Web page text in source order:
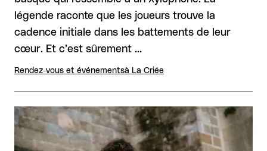
légende raconte que les joueurs trouve la
cadence initiale dans les battements de leur
cœur. Et c’est sûrement …
Rendez-vous et événementsà La Criée